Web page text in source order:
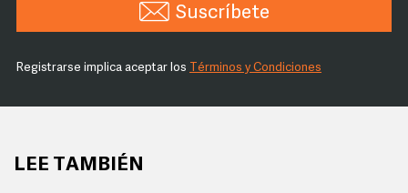
Suscríbete
Registrarse implica aceptar los Términos y Condiciones
LEE TAMBIÉN